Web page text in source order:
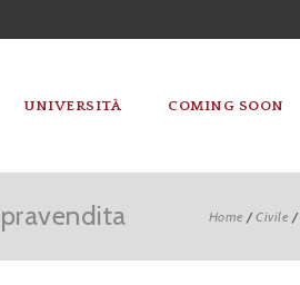
UNIVERSITÀ COMING SOON
Home /Civile /